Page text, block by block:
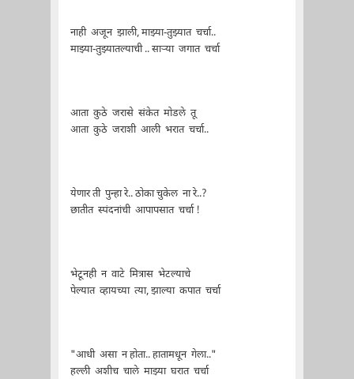
नाही अजून झाली, माझ्या-तुझ्यात चर्चा..
माझ्या-तुझ्यातल्याची .. सार्‍या जगात चर्चा
आता कुठे जरासे संकेत मोडले तू
आता कुठे जराशी आली भरात चर्चा..
येणार ती पुन्हा रे.. ठोका चुकेल ना रे..?
छातीत स्पंदनांची आपापसात चर्चा !
भेटूनही न वाटे मित्रास भेटल्याचे
पेल्यात व्हायच्या त्या, झाल्या कपात चर्चा
"आधी असा न होता.. हातामधून गेला.."
हल्ली अशीच चाले माझ्या घरात चर्चा